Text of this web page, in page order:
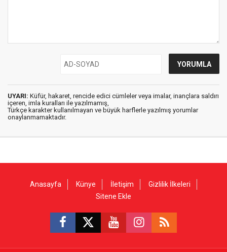
UYARI: Küfür, hakaret, rencide edici cümleler veya imalar, inançlara saldırı
içeren, imla kuralları ile yazılmamış,
Türkçe karakter kullanılmayan ve büyük harflerle yazılmış yorumlar
onaylanmamaktadır.
Anasayfa Künye İletişim
Gizlilik İlkeleri
Sitene Ekle